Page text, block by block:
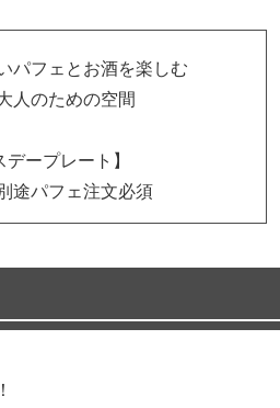
パフェとお酒を楽しむ
人のための空間
ープレート】
途パフェ注文必須